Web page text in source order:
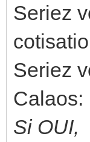
Seriez
Seriez
Calaos:
Si OUI,